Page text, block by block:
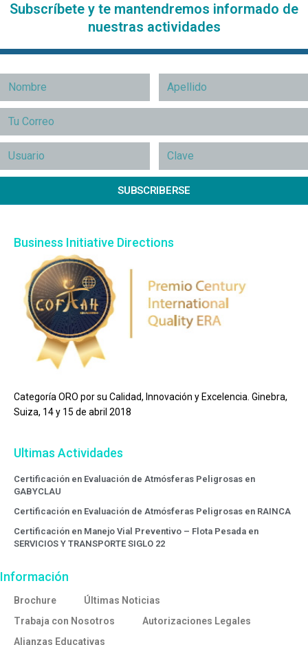
Subscríbete y te mantendremos informado de
nuestras actividades
SUBSCRIBERSE
Business Initiative Directions
Categoría ORO por su Calidad, Innovación y Excelencia. Ginebra,
Suiza, 14 y 15 de abril 2018
Ultimas Actividades
Certificación en Evaluación de Atmósferas Peligrosas en
GABYCLAU
Certificación en Evaluación de Atmósferas Peligrosas en RAINCA
Certificación en Manejo Vial Preventivo – Flota Pesada en
SERVICIOS Y TRANSPORTE SIGLO 22
Información
Brochure
Últimas Noticias
Trabaja con Nosotros
Autorizaciones Legales
Alianzas Educativas